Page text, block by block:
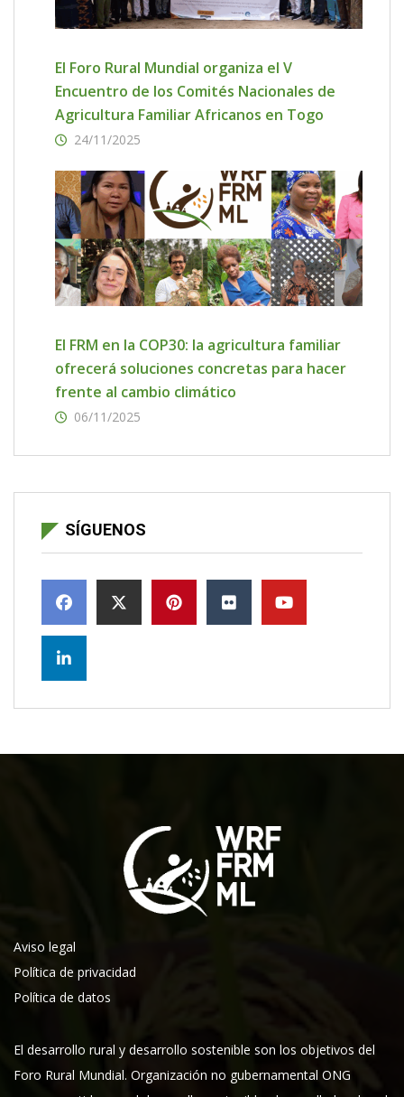
El Foro Rural Mundial organiza el V
Encuentro de los Comités Nacionales de
Agricultura Familiar Africanos en Togo
24/11/2025
El FRM en la COP30: la agricultura familiar
ofrecerá soluciones concretas para hacer
frente al cambio climático
06/11/2025
SÍGUENOS
Aviso legal
Política de privacidad
Política de datos
El desarrollo rural y desarrollo sostenible son los objetivos del
Foro Rural Mundial. Organización no gubernamental ONG